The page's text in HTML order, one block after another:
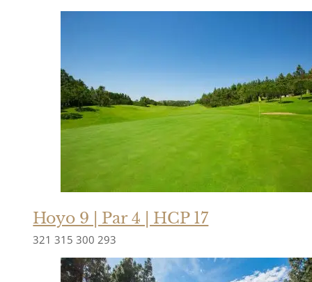
Hoyo 9 | Par 4 | HCP 17
321 315 300 293